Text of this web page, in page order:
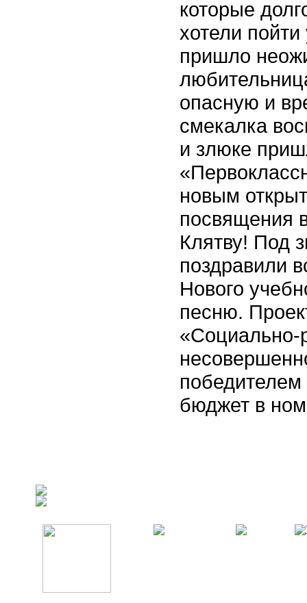
которые
хотели
пришло
опасную и
смекалка
и злюке
новым
посвящения
Клятву! Под
поздравили
Нового
песню.
«Социально-
бюджет в